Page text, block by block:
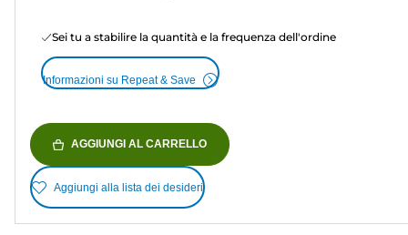
Sei tu a stabilire la quantità e la frequenza dell'ordine
Informazioni su Repeat & Save
AGGIUNGI AL CARRELLO
Aggiungi alla lista dei desideri